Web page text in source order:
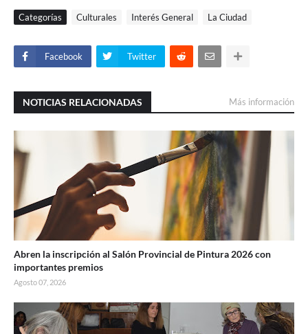
Categorías Culturales Interés General La Ciudad
Facebook Twitter
NOTICIAS RELACIONADAS Más información
Abren la inscripción al Salón Provincial de Pintura 2026 con
importantes premios
Agosto 07, 2026